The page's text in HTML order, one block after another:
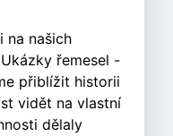
našich
řemesel -
přiblížit historii
vidět na vlastní
dělaly